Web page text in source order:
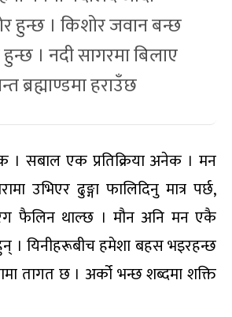
हुन्छ । किशोर जवान बन्छ
। नदी सागरमा बिलाए
ब्रह्माण्डमा हराउँछ
। सबाल एक प्रतिक्रिया अनेक । मन
उभिएर ढुङ्गा फालिदिनु मात्र पर्छ,
फैलिन थाल्छ । मौन अनि मन एकै
। यिनीहरूबीच हमेशा बहस भइरहन्छ
तागत छ । अर्को भन्छ शब्दमा शक्ति